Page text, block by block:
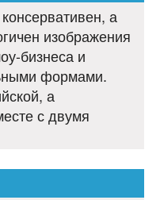
а
изображения
бизнеса и
формами.
а
с двумя